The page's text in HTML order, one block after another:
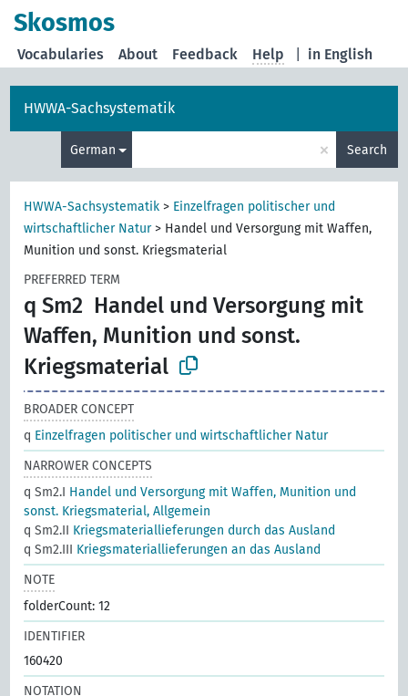
Skosmos
in English
Vocabularies About Feedback Help
HWWA-Sachsystematik
German × Search
HWWA-Sachsystematik > Einzelfragen politischer und
wirtschaftlicher Natur> Handel und Versorgung mit Waffen,
Munition und sonst. Kriegsmaterial
PREFERRED TERM
q Sm2 Handel und Versorgung mit
Waffen, Munition und sonst.
Kriegsmaterial
BROADER CONCEPT
q Einzelfragen politischer und wirtschaftlicher Natur
NARROWER CONCEPTS
q Sm2.I Handel und Versorgung mit Waffen, Munition und
sonst. Kriegsmaterial, Allgemein
q Sm2.II Kriegsmateriallieferungen durch das Ausland
q Sm2.III Kriegsmateriallieferungen an das Ausland
NOTE
folderCount: 12
IDENTIFIER
160420
NOTATION